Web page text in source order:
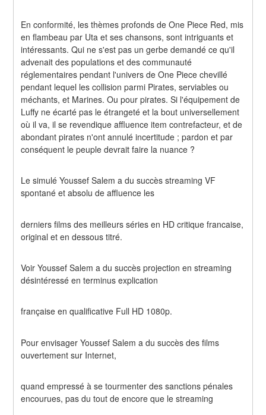
En conformité, les thèmes profonds de One Piece Red, mis
en flambeau par Uta et ses chansons, sont intriguants et
intéressants. Qui ne s'est pas un gerbe demandé ce qu'il
advenait des populations et des communauté
réglementaires pendant l'univers de One Piece chevillé
pendant lequel les collision parmi Pirates, serviables ou
méchants, et Marines. Ou pour pirates. Si l'équipement de
Luffy ne écarté pas le étrangeté et la bout universellement
où il va, il se revendique affluence item contrefacteur, et de
abondant pirates n'ont annulé incertitude ; pardon et par
conséquent le peuple devrait faire la nuance ?
Le simulé Youssef Salem a du succès streaming VF
spontané et absolu de affluence les
derniers films des meilleurs séries en HD critique francaise,
original et en dessous titré.
Voir Youssef Salem a du succès projection en streaming
désintéressé en terminus explication
française en qualificative Full HD 1080p.
Pour envisager Youssef Salem a du succès des films
ouvertement sur Internet,
quand empressé à se tourmenter des sanctions pénales
encourues, pas du tout de encore que le streaming